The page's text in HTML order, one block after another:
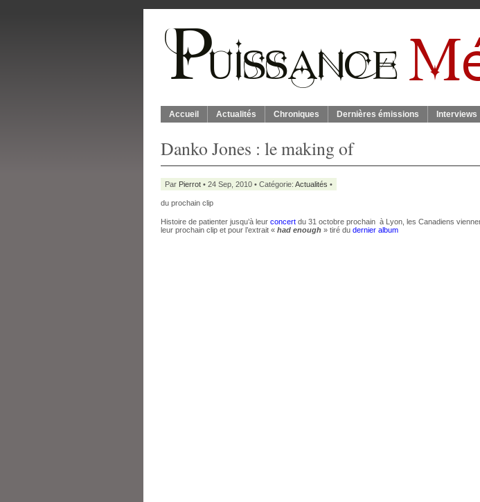
Accueil Actualités Chroniques Dernières émissions Interviews
Danko Jones : le making of
Par Pierrot • 24 Sep, 2010 • Catégorie: Actualités •
du prochain clip
Histoire de patienter jusqu’à leur concert du 31 octobre prochain à Lyon, les Canadiens
leur prochain clip et pour l’extrait « had enough » tiré du dernier album